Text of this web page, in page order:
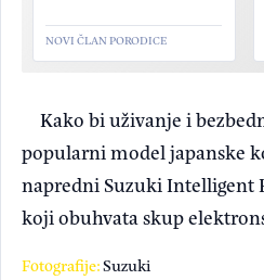
NOVI ČLAN PORODICE
Kako bi uživanje i
popularni model japanske
napredni Suzuki Intelligent
koji obuhvata skup
Fotografije:Suzuki